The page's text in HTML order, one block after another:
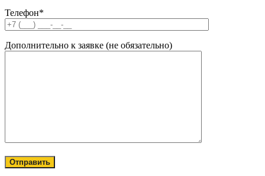
Телефон*
Дополнительно к заявке (не обязательно)